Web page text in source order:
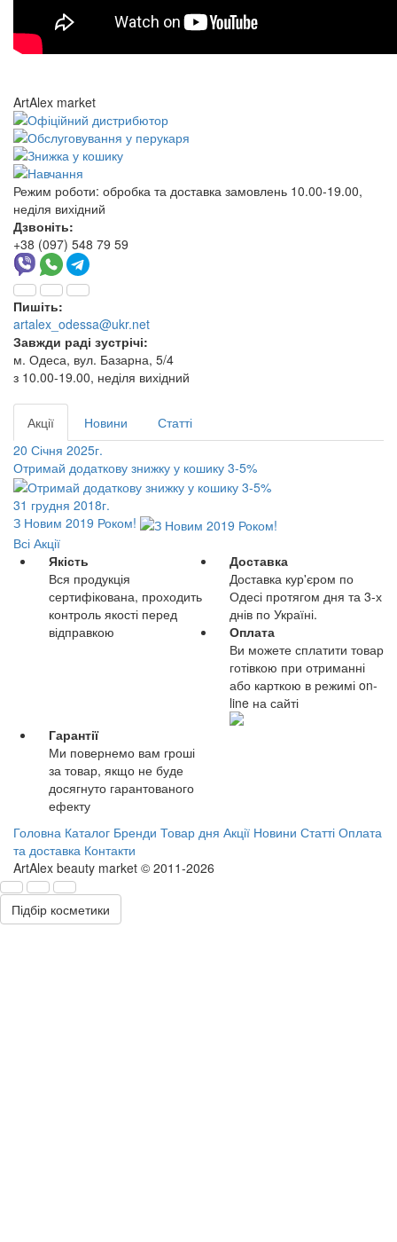
ArtAlex market
Режим роботи: обробка та доставка замовлень 10.00-19.00,
неділя вихідний
Дзвоніть:
+38 (097) 548 79 59
Пишіть:
artalex_odessa@ukr.net
Завжди раді зустрічі:
м. Одеса, вул. Базарна, 5/4
з 10.00-19.00, неділя вихідний
Акції Новини
Статті
20 Січня 2025г.
Отримай додаткову знижку у кошику 3-5%
31 грудня 2018г.
З Новим 2019 Роком!
Всі Акції
Якість
Вся продукція
сертифікована, проходить
контроль якості перед
відправкою
Доставка
Доставка кур'єром по
Одесі протягом дня та 3-х
днів по Україні.
Оплата
Ви можете сплатити товар
готівкою при отриманні
або карткою в режимі on-
line на сайті
Гарантії
Ми повернемо вам гроші
за товар, якщо не буде
досягнуто гарантованого
ефекту
Головна Каталог Бренди Товар дня Акції Новини Статті Оплата
та доставка Контакти
ArtAlex beauty market © 2011-2026
Підбір косметики